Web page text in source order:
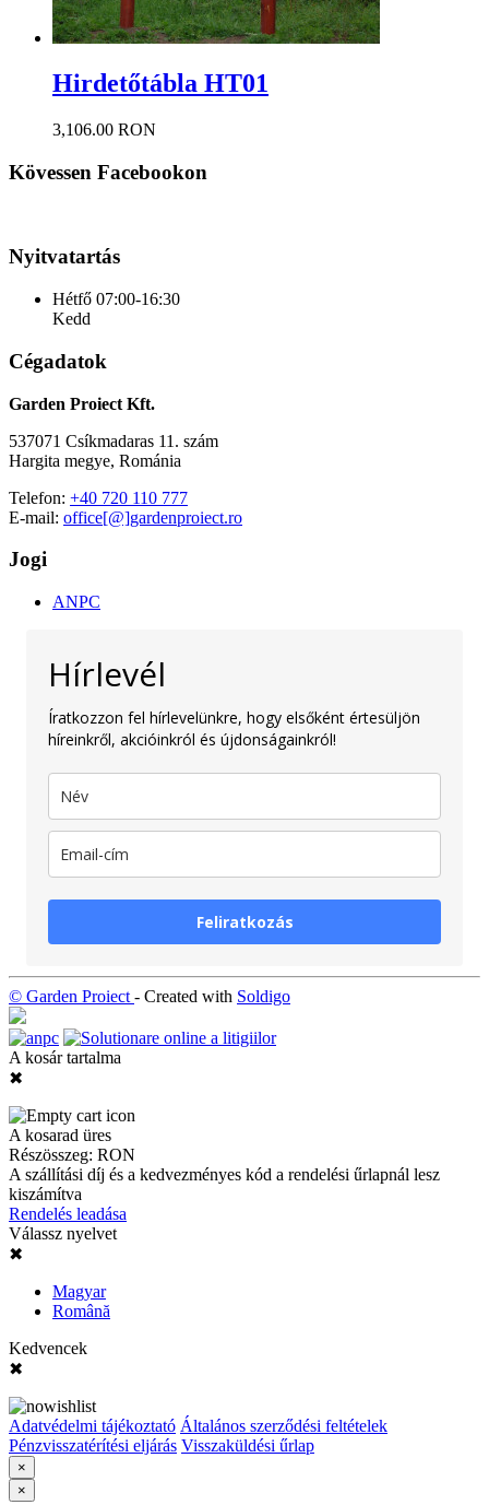
Hirdetőtábla HT01
3,106.00 RON
Kövessen Facebookon
Nyitvatartás
Hétfő 07:00-16:30
Kedd
Cégadatok
Garden Proiect Kft.
537071 Csíkmadaras 11. szám
Hargita megye, Románia
Telefon: +40 720 110 777
E-mail: office[@]gardenproiect.ro
Jogi
ANPC
Hírlevél
Íratkozzon fel hírlevelünkre, hogy elsőként értesüljön
híreinkről, akcióinkról és újdonságainkról!
Feliratkozás
© Garden Proiect - Created with Soldigo
A kosár tartalma
✖
A kosarad üres
Részösszeg: RON
A szállítási díj és a kedvezményes kód a rendelési űrlapnál lesz
kiszámítva
Rendelés leadása
Válassz nyelvet
✖
Magyar
Română
Kedvencek
✖
Adatvédelmi tájékoztató Általános szerződési feltételek
Pénzvisszatérítési eljárás Visszaküldési űrlap
×
×